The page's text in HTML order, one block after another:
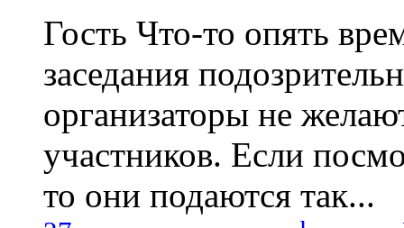
Гость Что-то опять
заседания
организаторы не
участников. Если
то они подаются так...